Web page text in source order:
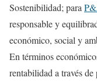
Sostenibilidad; para
responsable y
económico, social y
En términos
rentabilidad a través